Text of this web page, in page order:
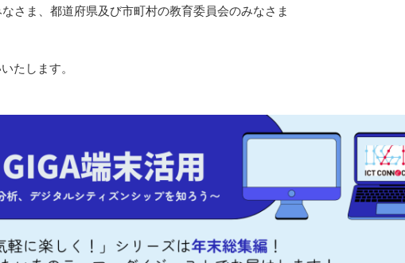
さま、都道府県及び市町村の教育委員会のみなさま
たします。